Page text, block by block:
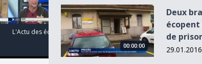
L'Actu des écrans
L'Actu du 15.04.13
- 20h00
Deux braqueurs écopent de huit ans
00:00:00
Deux
de
29.01.2016